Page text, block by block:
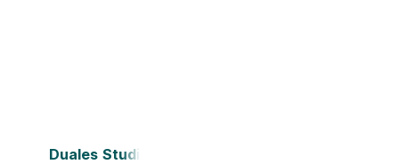
Duales Studium Bielefeld